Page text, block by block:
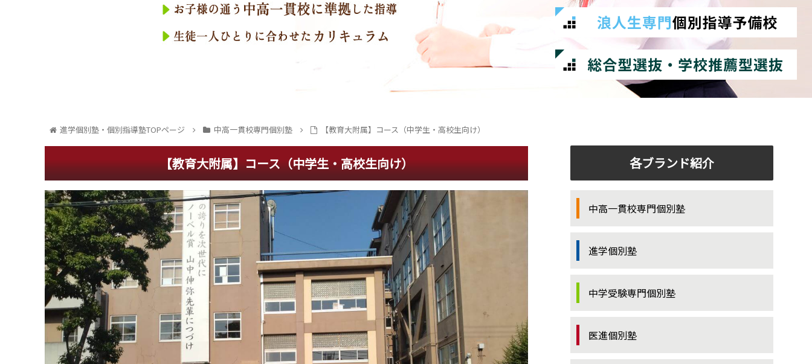
進学個別塾・個別指導塾TOPページ 中高一貫校専門個別塾 【教育大附属】コース（中学生・高校生向け）
【教育大附属】コース（中学生・高校生向け） 各ブランド紹介
中高一貫校専門個別塾
進学個別塾
中学受験専門個別塾
医進個別塾